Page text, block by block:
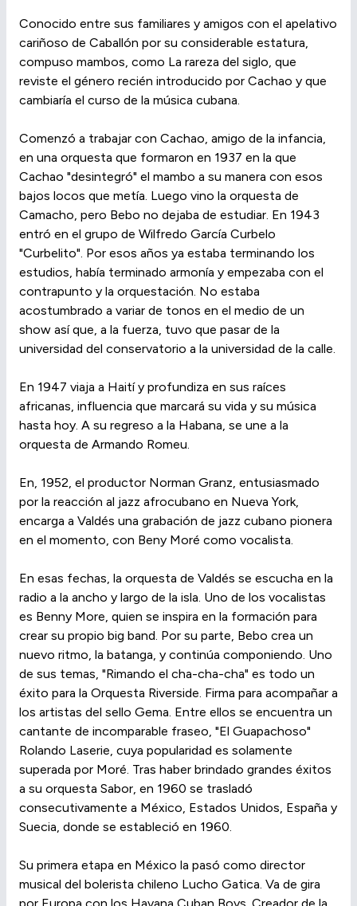
Conocido entre sus familiares y amigos con el apelativo
cariñoso de Caballón por su considerable estatura,
compuso mambos, como La rareza del siglo, que
reviste el género recién introducido por Cachao y que
cambiaría el curso de la música cubana.
Comenzó a trabajar con Cachao, amigo de la infancia,
en una orquesta que formaron en 1937 en la que
Cachao "desintegró" el mambo a su manera con esos
bajos locos que metía. Luego vino la orquesta de
Camacho, pero Bebo no dejaba de estudiar. En 1943
entró en el grupo de Wilfredo García Curbelo
"Curbelito". Por esos años ya estaba terminando los
estudios, había terminado armonía y empezaba con el
contrapunto y la orquestación. No estaba
acostumbrado a variar de tonos en el medio de un
show así que, a la fuerza, tuvo que pasar de la
universidad del conservatorio a la universidad de la calle.
En 1947 viaja a Haití y profundiza en sus raíces
africanas, influencia que marcará su vida y su música
hasta hoy. A su regreso a la Habana, se une a la
orquesta de Armando Romeu.
En, 1952, el productor Norman Granz, entusiasmado
por la reacción al jazz afrocubano en Nueva York,
encarga a Valdés una grabación de jazz cubano pionera
en el momento, con Beny Moré como vocalista.
En esas fechas, la orquesta de Valdés se escucha en la
radio a la ancho y largo de la isla. Uno de los vocalistas
es Benny More, quien se inspira en la formación para
crear su propio big band. Por su parte, Bebo crea un
nuevo ritmo, la batanga, y continúa componiendo. Uno
de sus temas, "Rimando el cha-cha-cha" es todo un
éxito para la Orquesta Riverside. Firma para acompañar a
los artistas del sello Gema. Entre ellos se encuentra un
cantante de incomparable fraseo, "El Guapachoso"
Rolando Laserie, cuya popularidad es solamente
superada por Moré. Tras haber brindado grandes éxitos
a su orquesta Sabor, en 1960 se trasladó
consecutivamente a México, Estados Unidos, España y
Suecia, donde se estableció en 1960.
Su primera etapa en México la pasó como director
musical del bolerista chileno Lucho Gatica. Va de gira